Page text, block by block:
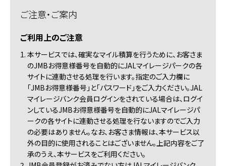
ご注意・ご案内
ご利用上のご注意
1. 本サービスでは、確実なマイル積算を行うために、お客さま
のJMBお得意様番号を自動的にJALマイレージパークの各
サイトに連動させる処理を行います。指定のご入力欄に
「JMBお得意様番号」と「パスワード」をご入力ください。JAL
マイレージバンク会員ログインをされている場合は、ログイ
ンしているJMBお得意様番号を自動的にJALマイレージパ
ークの各サイトに連動させる処理を行ないますのでご入力
の必要はありません。なお、お客さま情報は、本サービス以
外の目的に使用されることはございません。上記内容をご了
承のうえ、本サービスをご利用ください。